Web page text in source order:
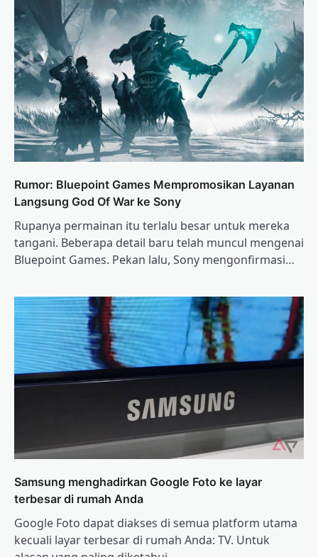
Rumor: Bluepoint Games Mempromosikan Layanan
Langsung God Of War ke Sony
Rupanya permainan itu terlalu besar untuk mereka
tangani. Beberapa detail baru telah muncul mengenai
Bluepoint Games. Pekan lalu, Sony mengonfirmasi…
Samsung menghadirkan Google Foto ke layar
terbesar di rumah Anda
Google Foto dapat diakses di semua platform utama
kecuali layar terbesar di rumah Anda: TV. Untuk